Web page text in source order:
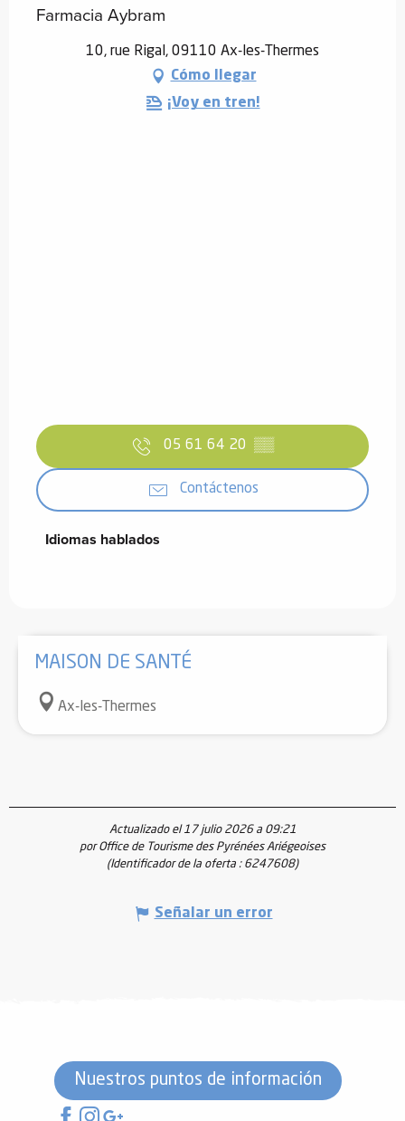
Farmacia Aybram
10, rue Rigal, 09110 Ax-les-Thermes
Cómo llegar
¡Voy en tren!
05 61 64 20 ▒▒
Contáctenos
Idiomas hablados
Idiomas hablados
MAISON DE SANTÉ
Ax-les-Thermes
Actualizado el 17 julio 2026 a 09:21
por Office de Tourisme des Pyrénées Ariégeoises
(Identificador de la oferta : 6247608)
Señalar un error
Nuestros puntos de información